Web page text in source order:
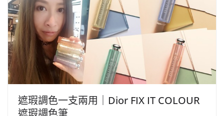
遮瑕調色一支兩用｜Dior FIX IT COLOUR
遮瑕調色筆